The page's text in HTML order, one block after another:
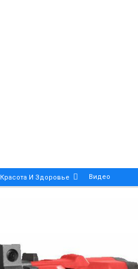
Красота И Здоровье Видео